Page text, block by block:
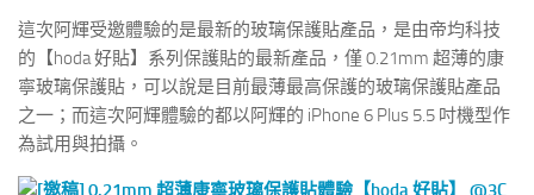
這次阿輝受邀體驗的是最新的玻璃保護貼產品，是由帝均科技
的【hoda 好貼】系列保護貼的最新產品，僅 0.21mm 超薄的康
寧玻璃保護貼，可以說是目前最薄最高保護的玻璃保護貼產品
之一；而這次阿輝體驗的都以阿輝的 iPhone 6 Plus 5.5 吋機型作
為試用與拍攝。